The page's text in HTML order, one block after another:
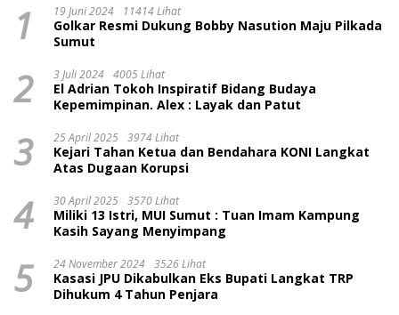
1 19 Juni 2024 11414 Lihat
Golkar Resmi Dukung Bobby Nasution Maju Pilkada
Sumut
2 3 Juli 2024 4005 Lihat
El Adrian Tokoh Inspiratif Bidang Budaya
Kepemimpinan. Alex : Layak dan Patut
3 25 April 2025 3974 Lihat
Kejari Tahan Ketua dan Bendahara KONI Langkat
Atas Dugaan Korupsi
4 30 April 2025 3570 Lihat
Miliki 13 Istri, MUI Sumut : Tuan Imam Kampung
Kasih Sayang Menyimpang
5 24 November 2024 3526 Lihat
Kasasi JPU Dikabulkan Eks Bupati Langkat TRP
Dihukum 4 Tahun Penjara